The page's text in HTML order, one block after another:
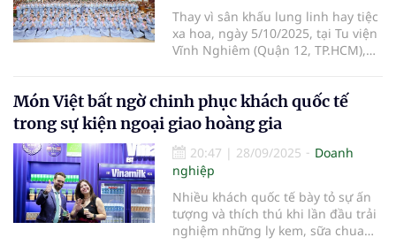
Thay vì sân khấu lung linh hay tiệc
xa hoa, ngày 5/10/2025, tại Tu viện
Vĩnh Nghiêm (Quận 12, TP.HCM),
Mailisa, pháp danh Tâm Hương –
đã chọn cho mình một cách mừng
sinh nhật thật đặc biệt: biến ngày
riêng thành ngày gieo duyên lành
cho cộng đồng. Không hoa, không
quà, chỉ có tiếng chuông chùa
ngân vang, nghi thức tụng Kinh
Dược Sư và pháp thoại xúc động về
đạo hiếu của Thượng tọa Thích
Món Việt bất ngờ chinh phục khách quốc tế
trong sự kiện ngoại giao hoàng gia
20:47 | 28/09/2025
Doanh
nghiệp
Nhiều khách quốc tế bày tỏ sự ấn
tượng và thích thú khi lần đầu trải
nghiệm những ly kem, sữa chua